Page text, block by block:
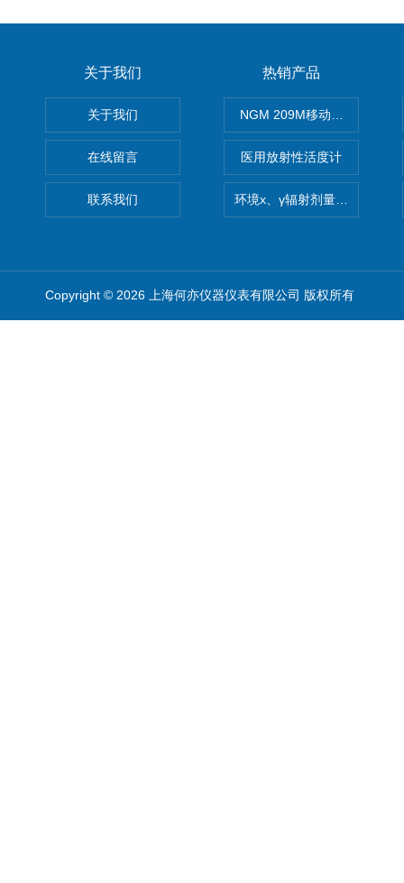
关于我们
关于我们
在线留言
联系我们
热销产品
NGM 209M移动式惰性气体
医用放射性活度计
环境x、γ辐射剂量率仪
Copyright © 2026 上海何亦仪器仪表有限公司 版权所有